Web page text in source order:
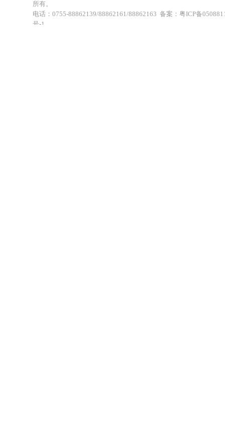
所有。
电话：0755-88862139/88862161/88862163 备案：粤ICP备
号-1